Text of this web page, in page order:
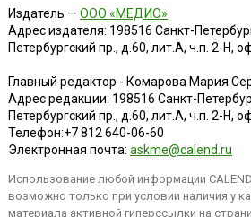
Издатель — ООО «МЕДИО»
Адрес издателя: 198516 Санкт-
Петербургский пр., д.60, лит.А, ч.п. 2-Н,
Главный редактор - Комарова Мария
Адрес редакции: 198516 Санкт-
Петербургский пр., д.60, лит.А, ч.п. 2-Н,
Телефон:+7 812 640-06-60
Электронная почта: askme@calend.ru
Использование любой информации
возможно только при условии наличия у
материала активной гиперссылки на